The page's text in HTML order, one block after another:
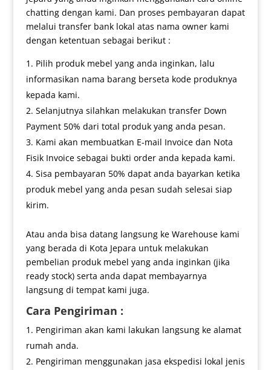
chatting dengan kami. Dan proses pembayaran dapat
melalui transfer bank lokal atas nama owner kami
dengan ketentuan sebagai berikut :
Pilih produk mebel yang anda inginkan, lalu
informasikan nama barang berseta kode produknya
kepada kami.
Selanjutnya silahkan melakukan transfer Down
Payment 50% dari total produk yang anda pesan.
Kami akan membuatkan E-mail Invoice dan Nota
Fisik Invoice sebagai bukti order anda kepada kami.
Sisa pembayaran 50% dapat anda bayarkan ketika
produk mebel yang anda pesan sudah selesai siap
kirim.
Atau anda bisa datang langsung ke Warehouse kami
yang berada di Kota Jepara untuk melakukan
pembelian produk mebel yang anda inginkan (jika
ready stock) serta anda dapat membayarnya
langsung di tempat kami juga.
Cara Pengiriman :
Pengiriman akan kami lakukan langsung ke alamat
rumah anda.
Pengiriman menggunakan jasa ekspedisi lokal jenis